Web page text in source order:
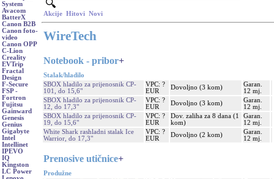
System
Avacom
BatterX
Canon B2B
Canon foto-
video
Canon OPP
C-Lion
Creality
EVTrip
Fractal
Design
F-Secure
FSP -
Fortron
Fujitsu
Gainward
Genesis
Genius
Gigabyte
Intel
Intellinet
IPEVO
IQ
Kingston
LC Power
Akcije Hitovi Novi
WireTech
Notebook - pribor+
Stalak/hladilo
SBOX hladilo za prijenosnik CP-
101, do 15,6"
VPC: ?
EUR
Dovoljno (3 kom)
Garan.
12 mj.
SBOX hladilo za prijenosnik CP-
12, do 17,3"
VPC: ?
EUR
Dovoljno (3 kom)
Garan.
12 mj.
SBOX hladilo za prijenosnik CP-
19, do 15,6"
VPC: ?
EUR
Dov. zaliha za 8 dana (1
kom)
Garan.
12 mj.
White Shark rashladni stalak Ice
Warrior, do 17,3"
VPC: ?
EUR
Dovoljno (2 kom)
Garan.
12 mj.
Prenosive utičnice+
Produžne